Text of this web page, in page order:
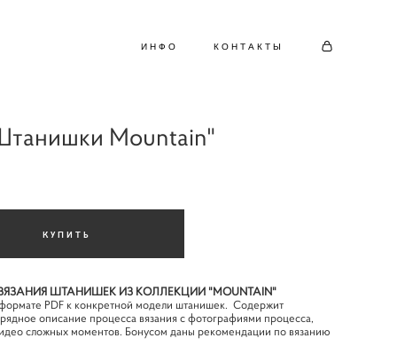
ИНФО КОНТАКТЫ
Mountain"
КУПИТЬ
ШТАНИШЕК ИЗ КОЛЛЕКЦИИ "MOUNTAIN"
PDF к конкретной модели штанишек. Содержит
описание процесса вязания с фотографиями процесса,
сложных моментов. Бонусом даны рекомендации по вязанию